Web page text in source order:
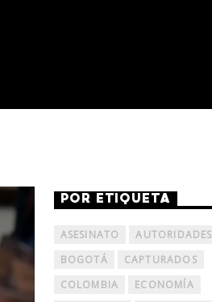
POR ETIQUETA
ASESINATO
AUTORIDADES
BOGOTÁ
CAPTURADOS
COLOMBIA
ECONOMÍA